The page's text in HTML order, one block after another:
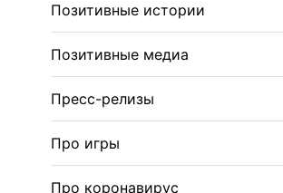
Позитивные истории
Позитивные медиа
Пресс-релизы
Про игры
Про коронавирус